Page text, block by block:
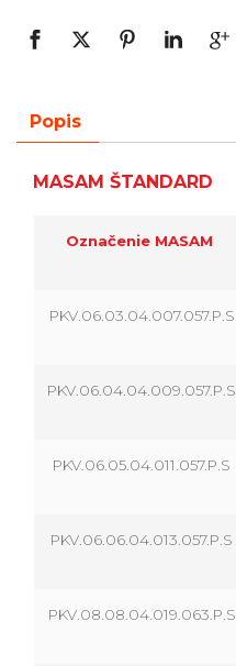
Popis
MASAM ŠTANDARD
Označenie MASAM
PKV.06.03.04.007.057.P.S
PKV.06.04.04.009.057.P.S
PKV.06.05.04.011.057.P.S
PKV.06.06.04.013.057.P.S
PKV.08.08.04.019.063.P.S